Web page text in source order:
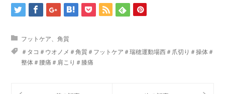
フットケア、角質
＃タコ＃ウオノメ＃角質＃フットケア＃瑞穂運動場西＃爪切り＃操体＃
整体＃腰痛＃肩こり＃膝痛